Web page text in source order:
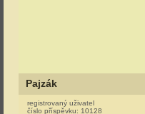
Pajzák
registrovaný uživatel
číslo příspěvku: 10128